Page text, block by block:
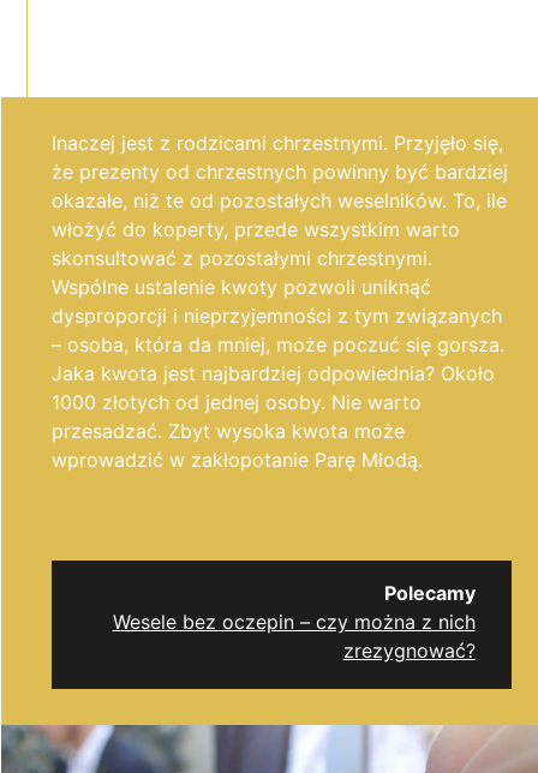
Inaczej jest z rodzicami chrzestnymi. Przyjęło się,
że prezenty od chrzestnych powinny być bardziej
okazałe, niż te od pozostałych weselników. To, ile
włożyć do koperty, przede wszystkim warto
skonsultować z pozostałymi chrzestnymi.
Wspólne ustalenie kwoty pozwoli uniknąć
dysproporcji i nieprzyjemności z tym związanych
– osoba, która da mniej, może poczuć się gorsza.
Jaka kwota jest najbardziej odpowiednia? Około
1000 złotych od jednej osoby. Nie warto
przesadzać. Zbyt wysoka kwota może
wprowadzić w zakłopotanie Parę Młodą.
Polecamy
Wesele bez oczepin – czy można z nich
zrezygnować?